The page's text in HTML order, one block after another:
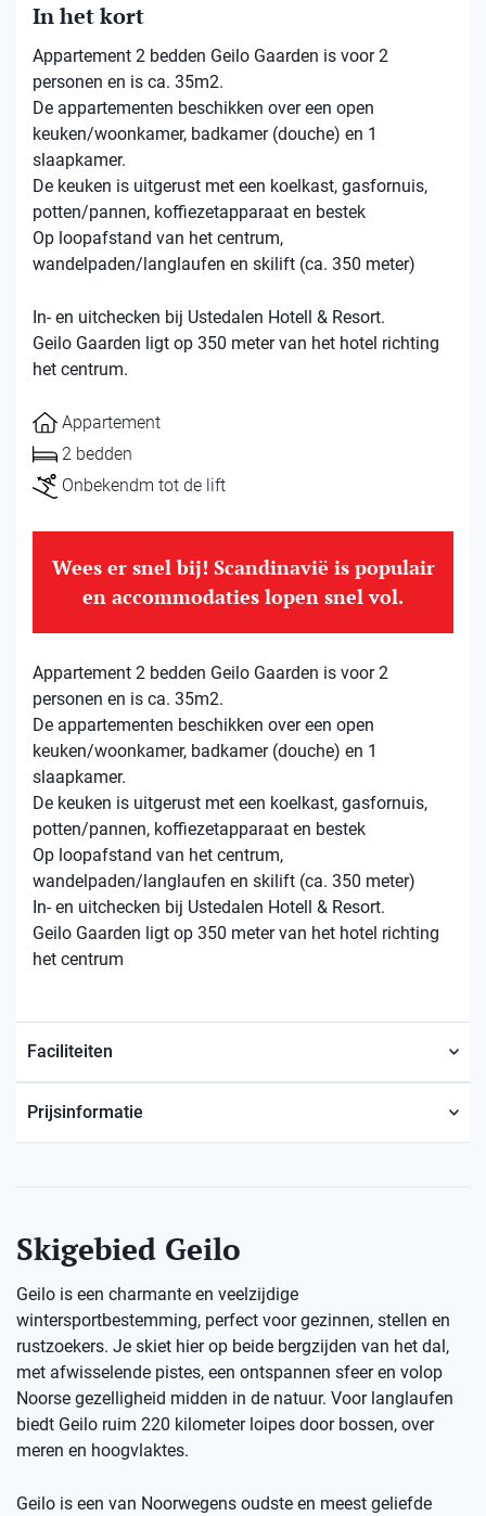
In het kort
Appartement 2 bedden Geilo Gaarden is voor 2
personen en is ca. 35m2.
De appartementen beschikken over een open
keuken/woonkamer, badkamer (douche) en 1
slaapkamer.
De keuken is uitgerust met een koelkast, gasfornuis,
potten/pannen, koffiezetapparaat en bestek
Op loopafstand van het centrum,
wandelpaden/langlaufen en skilift (ca. 350 meter)
In- en uitchecken bij Ustedalen Hotell & Resort.
Geilo Gaarden ligt op 350 meter van het hotel richting
het centrum.
Appartement
2 bedden
Onbekendm tot de lift
Wees er snel bij! Scandinavië is populair
en accommodaties lopen snel vol.
Appartement 2 bedden Geilo Gaarden is voor 2
personen en is ca. 35m2.
De appartementen beschikken over een open
keuken/woonkamer, badkamer (douche) en 1
slaapkamer.
De keuken is uitgerust met een koelkast, gasfornuis,
potten/pannen, koffiezetapparaat en bestek
Op loopafstand van het centrum,
wandelpaden/langlaufen en skilift (ca. 350 meter)
In- en uitchecken bij Ustedalen Hotell & Resort.
Geilo Gaarden ligt op 350 meter van het hotel richting
het centrum
Faciliteiten
Prijsinformatie
Skigebied Geilo
Geilo is een charmante en veelzijdige
wintersportbestemming, perfect voor gezinnen, stellen en
rustzoekers. Je skiet hier op beide bergzijden van het dal,
met afwisselende pistes, een ontspannen sfeer en volop
Noorse gezelligheid midden in de natuur. Voor langlaufen
biedt Geilo ruim 220 kilometer loipes door bossen, over
meren en hoogvlaktes.
Geilo is een van Noorwegens oudste en meest geliefde